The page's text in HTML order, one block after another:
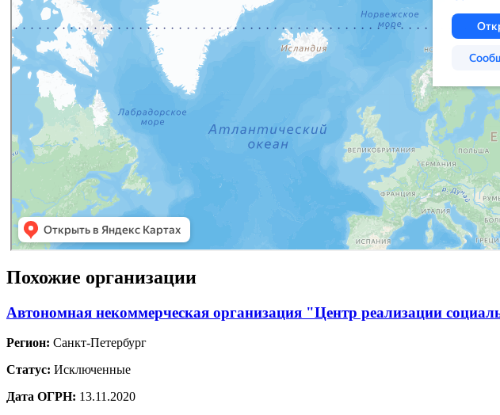
Похожие организации
Автономная некоммерческая организация "Центр реализации
Регион: Санкт-Петербург
Статус: Исключенные
Дата ОГРН: 13.11.2020